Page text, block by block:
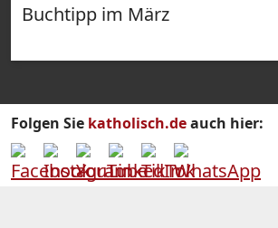
Buchtipp im März
Folgen Sie katholisch.deauch hier: